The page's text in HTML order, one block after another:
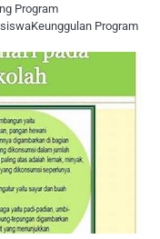
Program
Program